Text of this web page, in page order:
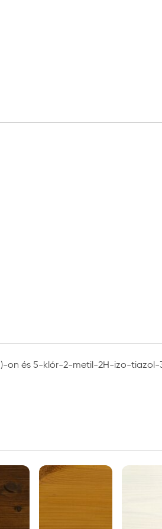
3in1 favédő lazúr
fajtájától és alapszínétől.
Magasabb páratartalom és
relatív páratartalom mellett kb.
on és 5-klór-2-metil-2H-izo-tiazol-